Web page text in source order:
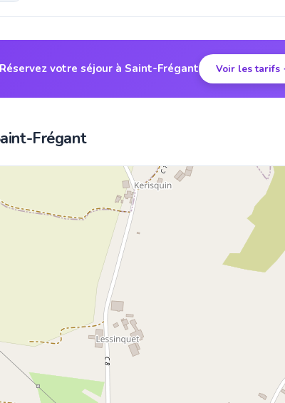
Réservez votre séjour à Saint-Frégant Voir les tarifs
Frégant